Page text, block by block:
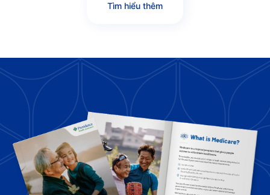
Tìm hiểu thêm